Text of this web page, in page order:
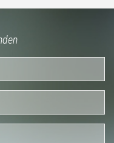
Dein elegantes Outfit
Halsschmuck
ausnahmsweise mehr.